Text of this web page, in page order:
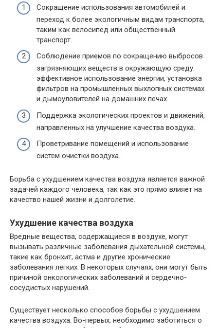
Сокращение использования автомобилей и
переход к более экологичным видам транспорта,
таким как велосипед или общественный
транспорт.
Соблюдение приемов по сокращению выбросов
загрязняющих веществ в окружающую среду:
эффективное использование энергии, установка
фильтров на промышленных выхлопных системах
и дымоуловителей на домашних печах.
Поддержка экологических проектов и движений,
направленных на улучшение качества воздуха.
Проветривание помещений и использование
систем очистки воздуха.
Борьба с ухудшением качества воздуха является важной
задачей каждого человека, так как это прямо влияет на
качество нашей жизни и долголетие.
Ухудшение качества воздуха
Вредные вещества, содержащиеся в воздухе, могут
вызывать различные заболевания дыхательной системы,
такие как бронхит, астма и другие хронические
заболевания легких. В некоторых случаях, они могут быть
причиной онкологических заболеваний и сердечно-
сосудистых нарушений.
Существует несколько способов борьбы с ухудшением
качества воздуха. Во-первых, необходимо заботиться о